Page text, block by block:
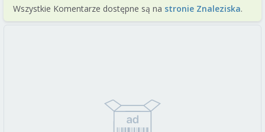
Wszystkie Komentarze dostępne są na stronie Znaleziska.